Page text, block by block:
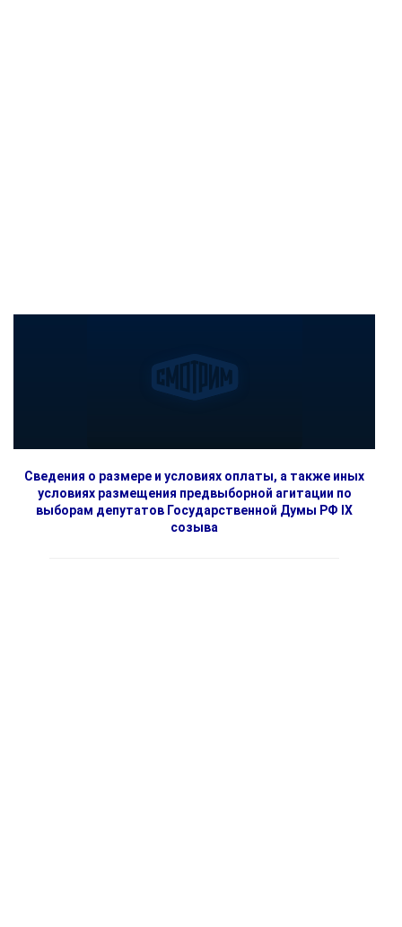
Сведения о размере и условиях оплаты, а также иных
условиях размещения предвыборной агитации по
выборам депутатов Государственной Думы РФ IX
созыва